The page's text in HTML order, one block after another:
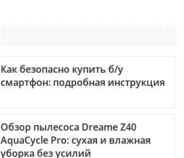
Как безопасно купить б/у
смартфон: подробная инструкция
Обзор пылесоса Dreame Z40
AquaCycle Pro: сухая и влажная
уборка без усилий